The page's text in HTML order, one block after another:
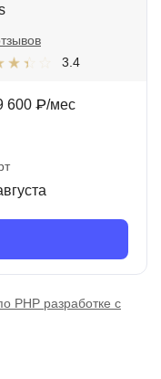
3.4
600 ₽/мес
PHP разработке с